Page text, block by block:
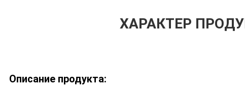
ХАРАКТЕР
Описание продукта: